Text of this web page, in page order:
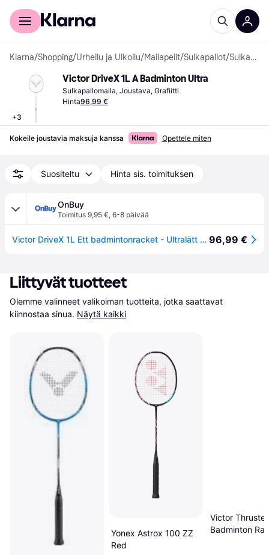
Kuluttajille
Klarna/Shopping/Urheilu ja Ulkoilu/Mailapelit/Sulkapallot/ Sulkapallomailat
+3
Victor DriveX 1L A Badminton Ultra
Sulkapallomaila, Joustava, Grafiitti
Hinta96,99 €
Kokeile joustavia maksuja kanssa Opettele miten
Suositeltu Hinta sis. toimituksen
OnBuy
Toimitus 9,95 €, 6-8 päivää
Victor DriveX 1L Ett badmintonracket - Ultralätt för medelstora spelare 96,99 €
Liittyvät tuotteet
Olemme valinneet valikoiman tuotteita, jotka saattavat
kiinnostaa sinua. Näytä kaikki
Yonex Astrox 100 ZZ
Red
Victor
Badminton